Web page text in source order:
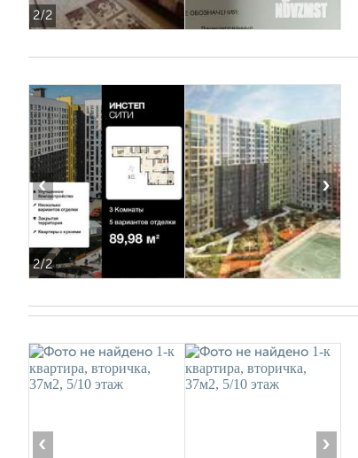
2/2
2/2
‹ ›
‹ ›